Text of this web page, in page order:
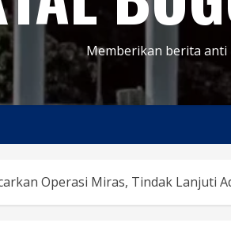
Memberikan berita anti
Operasi Miras, Tindak Lanjuti